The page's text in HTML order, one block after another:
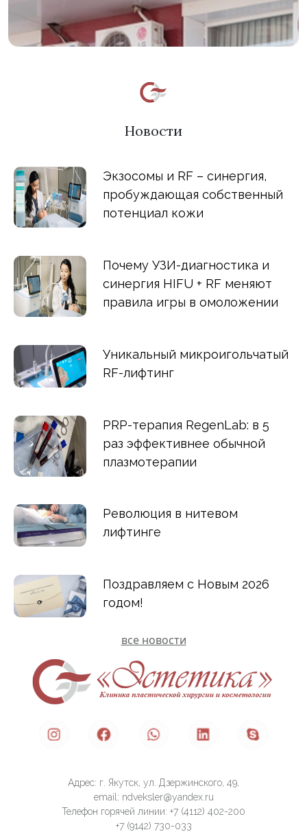
Новости
Экзосомы и RF – синергия,
пробуждающая собственный
потенциал кожи
Почему УЗИ-диагностика и
синергия HIFU + RF меняют
правила игры в омоложении
Уникальный микроигольчатый
RF-лифтинг
PRP-терапия RegenLab: в 5
раз эффективнее обычной
плазмотерапии
Революция в нитевом
лифтинге
Поздравляем с Новым 2026
годом!
все новости
Адрес: г. Якутск, ул. Дзержинского, 49,
email: ndveksler@yandex.ru
Телефон горячей линии: +7 (4112) 402-200
+7 (9142) 730-033